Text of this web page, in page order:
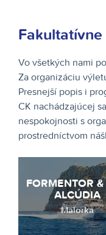
Vo všetkých nami
Za organizáciu
Presnejší popis i
CK nachádzajúcej
nespokojnosti s
prostredníctvom
FORMENTOR
ALCÚDIA
Malorka